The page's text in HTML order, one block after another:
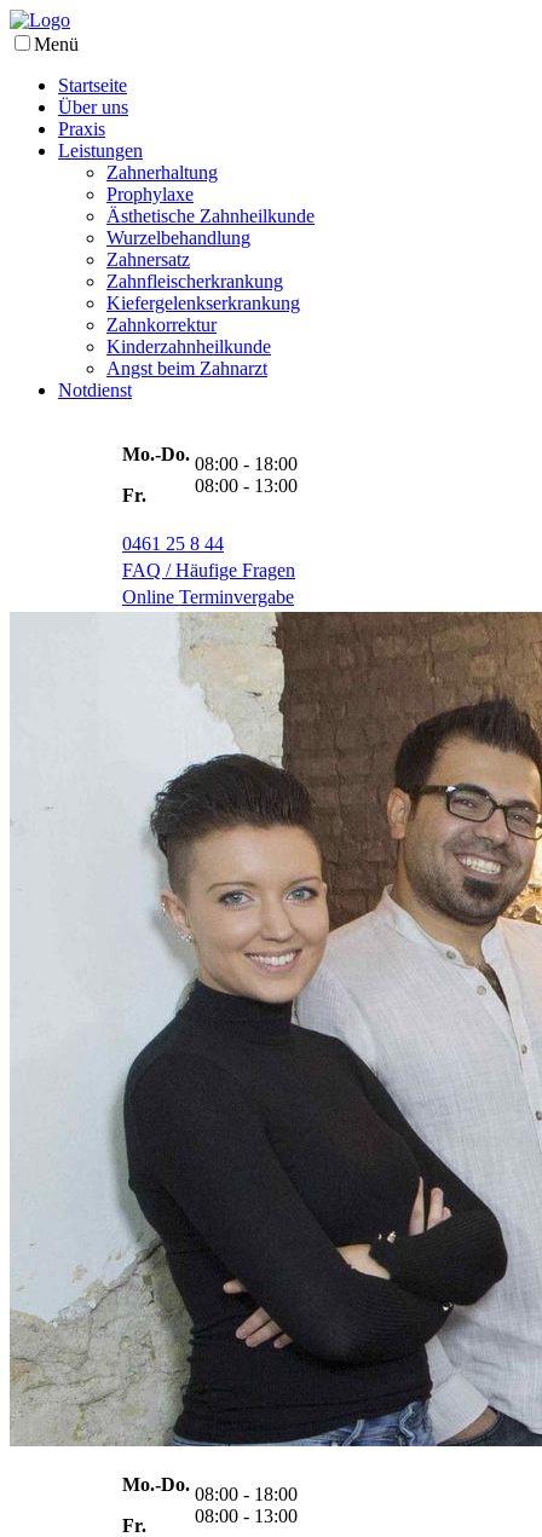
Menü
Startseite
Über uns
Praxis
Leistungen
Zahnerhaltung
Prophylaxe
Ästhetische Zahnheilkunde
Wurzelbehandlung
Zahnersatz
Zahnfleischerkrankung
Kiefergelenkserkrankung
Zahnkorrektur
Kinderzahnheilkunde
Angst beim Zahnarzt
Notdienst
Mo.-Do.
Fr.
08:00 - 18:00
08:00 - 13:00
0461 25 8 44
FAQ / Häufige Fragen
Online Terminvergabe
Mo.-Do.
Fr.
08:00 - 18:00
08:00 - 13:00